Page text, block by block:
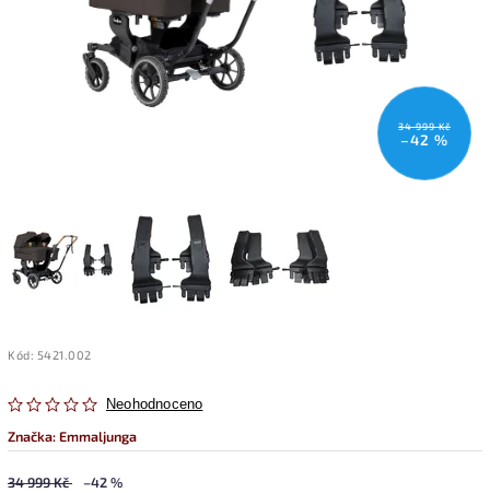
34 999 Kč
–42 %
Kód: 5421.002
Neohodnoceno
Značka:Emmaljunga
34 999 Kč –42 %